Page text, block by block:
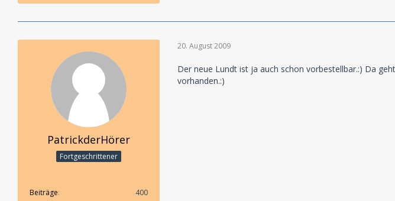
PatrickderHörer
Fortgeschrittener
Beiträge 400
20. August 2009
Der neue Lundt ist ja auch schon vorbestellbar.:) Da
vorhanden.:)